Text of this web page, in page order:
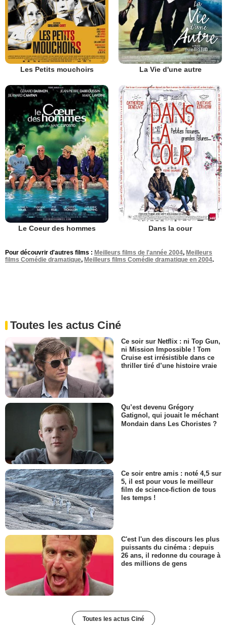
Les Petits mouchoirs La Vie d'une autre
Le Coeur des hommes Dans la cour
Pour découvrir d'autres films : Meilleurs films de l'année 2004, Meilleurs
films Comédie dramatique, Meilleurs films Comédie dramatique en 2004.
Toutes les actus Ciné
Ce soir sur Netflix : ni Top Gun,
ni Mission Impossible ! Tom
Cruise est irrésistible dans ce
thriller tiré d’une histoire vraie
Qu’est devenu Grégory
Gatignol, qui jouait le méchant
Mondain dans Les Choristes ?
Ce soir entre amis : noté 4,5 sur
5, il est pour vous le meilleur
film de science-fiction de tous
les temps !
C'est l'un des discours les plus
puissants du cinéma : depuis
26 ans, il redonne du courage à
des millions de gens
Toutes les actus Ciné